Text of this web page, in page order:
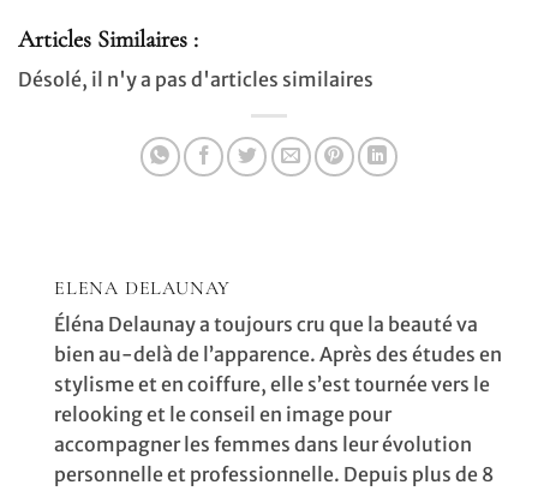
Articles Similaires :
Désolé, il n'y a pas d'articles similaires
ELENA DELAUNAY
Éléna Delaunay a toujours cru que la beauté va
bien au-delà de l’apparence. Après des études en
stylisme et en coiffure, elle s’est tournée vers le
relooking et le conseil en image pour
accompagner les femmes dans leur évolution
personnelle et professionnelle. Depuis plus de 8